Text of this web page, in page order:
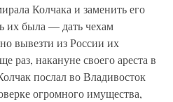
Колчака и заменить его
их была — дать чехам
вывезти из России их
раз, накануне своего ареста в
послал во Владивосток
огромного имущества,